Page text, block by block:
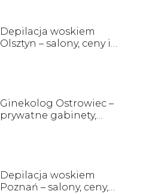
Depilacja woskiem
Olsztyn – salony, ceny i
Ginekolog Ostrowiec –
prywatne gabinety,
Depilacja woskiem
Poznań – salony, ceny,